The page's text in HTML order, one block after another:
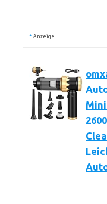
* Anzeige